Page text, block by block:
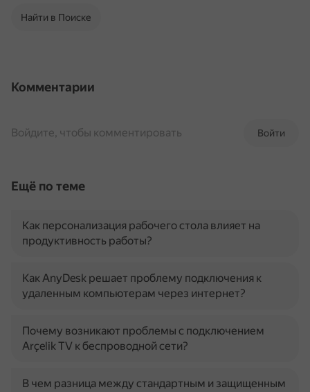
Найти в Поиске
Комментарии
Войти
Войдите, чтобы комментировать
Ещё по теме
Как персонализация рабочего стола влияет на
продуктивность работы?
Как AnyDesk решает проблему подключения к
удаленным компьютерам через интернет?
Почему возникают проблемы с подключением
Arçelik TV к беспроводной сети?
В чем разница между стандартным и защищенным